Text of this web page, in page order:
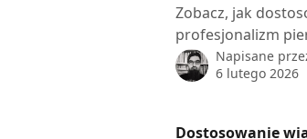
Zobacz, jak
profesjonalizm
Napisane
6 lutego 2026
Dostosowanie